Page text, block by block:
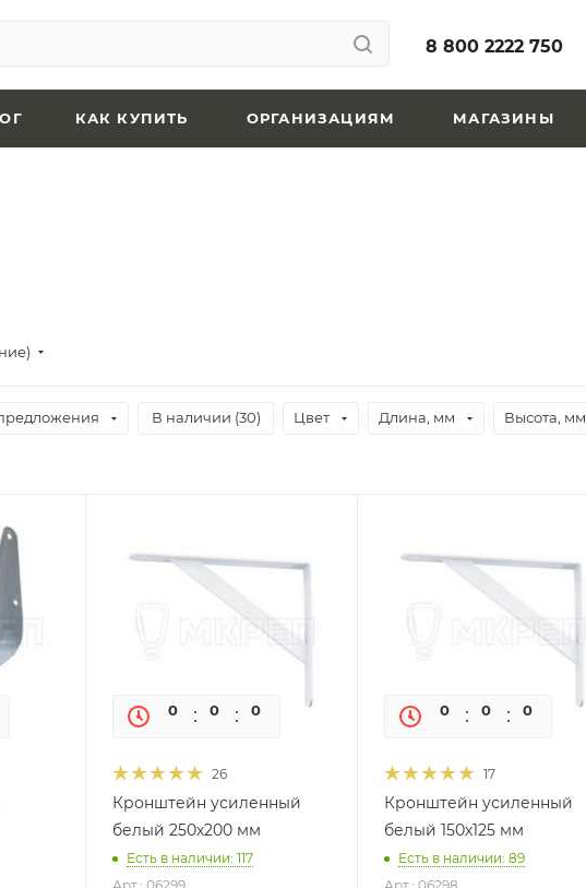
8 800 2222 750
КАК КУПИТЬ ОРГАНИЗАЦИЯМ МАГАЗИНЫ
В наличии (30) Цвет Длина, мм Высота, мм
0 0 0
26
Кронштейн усиленный
белый 250х200 мм
Есть в наличии: 117
0 0 0
17
Кронштейн усиленный
белый 150х125 мм
Есть в наличии: 89